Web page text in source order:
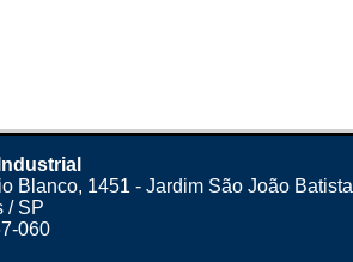
Blanco, 1451 - Jardim São João Batista
/ SP
060